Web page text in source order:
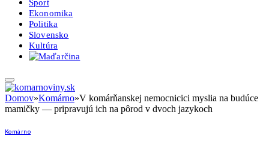
Šport
Ekonomika
Politika
Slovensko
Kultúra
Domov»Komárno»V komárňanskej nemocnicici myslia na budúce
mamičky — pripravujú ich na pôrod v dvoch jazykoch
Komárno